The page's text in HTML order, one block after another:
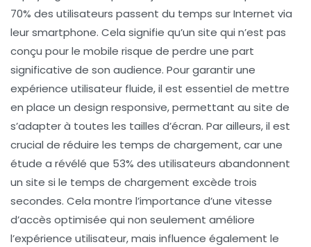
70% des utilisateurs passent du temps sur Internet via
leur smartphone. Cela signifie qu’un site qui n’est pas
conçu pour le mobile risque de perdre une part
significative de son audience. Pour garantir une
expérience utilisateur fluide, il est essentiel de mettre
en place un design responsive, permettant au site de
s’adapter à toutes les tailles d’écran. Par ailleurs, il est
crucial de réduire les temps de chargement, car une
étude a révélé que 53% des utilisateurs abandonnent
un site si le temps de chargement excède trois
secondes. Cela montre l’importance d’une vitesse
d’accès optimisée qui non seulement améliore
l’expérience utilisateur, mais influence également le